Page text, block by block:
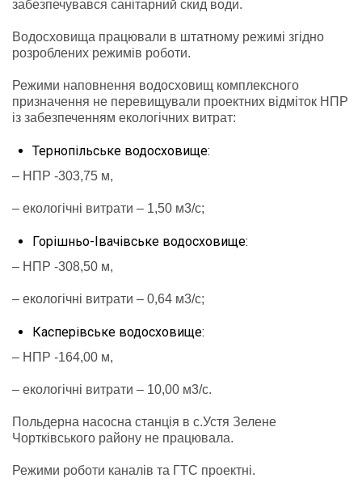
забезпечувався санітарний скид води.
Водосховища працювали в штатному режимі згідно
розроблених режимів роботи.
Режими наповнення водосховищ комплексного
призначення не перевищували проектних відміток НПР
із забезпеченням екологічних витрат:
Тернопільське водосховище:
– НПР -303,75 м,
– екологічні витрати – 1,50 м3/с;
Горішньо-Івачівське водосховище:
– НПР -308,50 м,
– екологічні витрати – 0,64 м3/с;
Касперівське водосховище:
– НПР -164,00 м,
– екологічні витрати – 10,00 м3/с.
Польдерна насосна станція в с.Устя Зелене
Чортківського району не працювала.
Режими роботи каналів та ГТС проектні.